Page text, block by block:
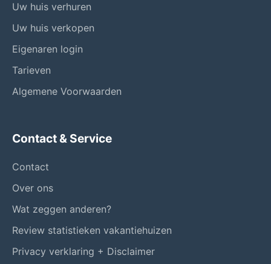
Uw huis verhuren
Uw huis verkopen
Eigenaren login
Tarieven
Algemene Voorwaarden
Contact & Service
Contact
Over ons
Wat zeggen anderen?
Review statistieken vakantiehuizen
Privacy verklaring + Disclaimer